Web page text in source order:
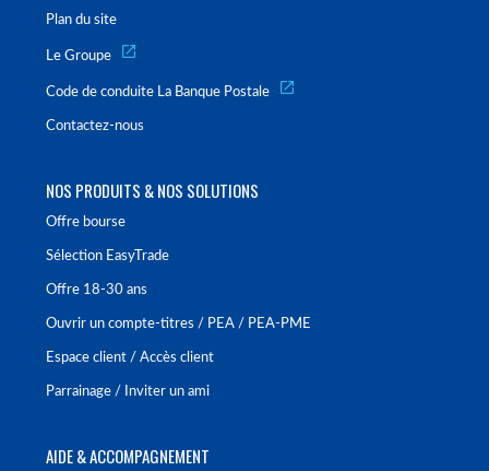
Plan du site
Le Groupe
Code de conduite La Banque Postale
Contactez-nous
NOS PRODUITS & NOS SOLUTIONS
Offre bourse
Sélection EasyTrade
Offre 18-30 ans
Ouvrir un compte-titres / PEA / PEA-PME
Espace client / Accès client
Parrainage / Inviter un ami
AIDE & ACCOMPAGNEMENT